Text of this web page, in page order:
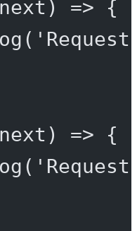
next ) => {
(
next ) => {
(